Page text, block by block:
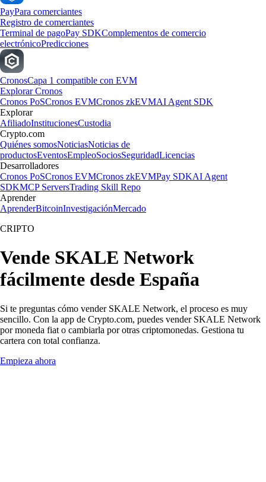
PayPara comerciantes
Registro de comerciantes
Terminal de pagoPay SDKComplementos de comercio
electrónicoPredicciones
CronosCapa 1 compatible con EVM
Explorar Cronos
Cronos PoSCronos EVMCronos zkEVMAI Agent SDK
Explorar
AfiliadoInstitucionesCustodia
Crypto.com
Quiénes somosNoticiasNoticias de
productosEventosEmpleoSociosSeguridadLicencias
Desarrolladores
Cronos PoSCronos EVMCronos zkEVMPay SDKAI Agent
SDKMCP ServersTrading Skill Repo
Aprender
AprenderBitcoinInvestigaciónMercado
CRIPTO
Vende SKALE Network
fácilmente desde España
Si te preguntas cómo vender SKALE Network, el proceso es muy
sencillo. Con la app de Crypto.com, puedes vender SKALE Network
por moneda fiat o cambiarla por otras criptomonedas. Gestiona tu
cartera con total confianza.
Empieza ahora